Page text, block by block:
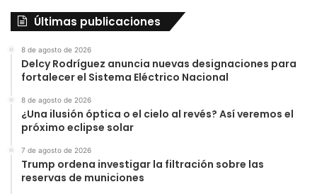
Últimas publicaciones
8 de agosto de 2026
Delcy Rodríguez anuncia nuevas designaciones para
fortalecer el Sistema Eléctrico Nacional
8 de agosto de 2026
¿Una ilusión óptica o el cielo al revés? Así veremos el
próximo eclipse solar
7 de agosto de 2026
Trump ordena investigar la filtración sobre las
reservas de municiones